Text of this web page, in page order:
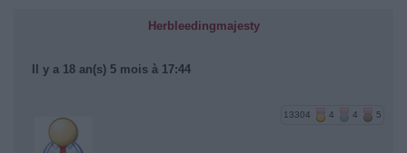
Herbleedingmajesty
Il y a 18 an(s) 5 mois à 17:44
13304 4 4 5